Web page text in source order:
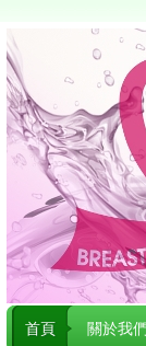
首頁 關於我們